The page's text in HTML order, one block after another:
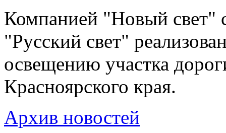
Компанией "Новый свет"
"Русский свет"
освещению участка
Красноярского края.
Архив новостей